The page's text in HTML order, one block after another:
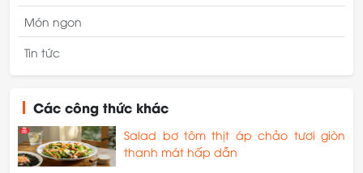
Món ngon
Tin tức
Các công thức khác
Salad bơ tôm thịt áp chảo tươi giòn
thanh mát hấp dẫn